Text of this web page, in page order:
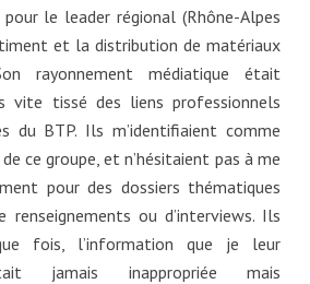
le leader régional (Rhône-Alpes
et la distribution de matériaux
rayonnement médiatique était
vite tissé des liens professionnels
du BTP. Ils m’identifiaient comme
ce groupe, et n’hésitaient pas à me
pour des dossiers thématiques
renseignements ou d’interviews. Ils
fois, l’information que je leur
jamais inappropriée mais